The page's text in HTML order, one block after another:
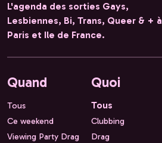
L'agenda des sorties Gays,
Lesbiennes, Bi, Trans, Queer & + à
Paris et Ile de France.
Quand
Tous
Ce weekend
Viewing Party Drag
Quoi
Tous
Clubbing
Drag